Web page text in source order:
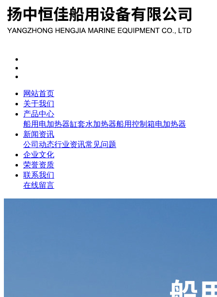
网站首页
关于我们
产品中心
船用电加热器缸套水加热器船用控制箱电加热器
新闻资讯
公司动态行业资讯常见问题
企业文化
荣誉资质
联系我们
在线留言